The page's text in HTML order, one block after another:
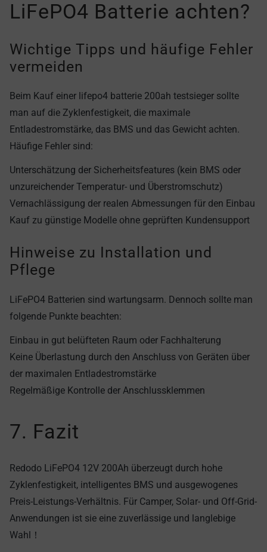
LiFePO4 Batterie achten?
Wichtige Tipps und häufige Fehler
vermeiden
Beim Kauf einer lifepo4 batterie 200ah testsieger sollte
man auf die Zyklenfestigkeit, die maximale
Entladestromstärke, das BMS und das Gewicht achten.
Häufige Fehler sind:
Unterschätzung der Sicherheitsfeatures (kein BMS oder
unzureichender Temperatur- und Überstromschutz)
Vernachlässigung der realen Abmessungen für den Einbau
Kauf zu günstige Modelle ohne geprüften Kundensupport
Hinweise zu Installation und
Pflege
LiFePO4 Batterien sind wartungsarm. Dennoch sollte man
folgende Punkte beachten:
Einbau in gut belüfteten Raum oder Fachhalterung
Keine Überlastung durch den Anschluss von Geräten über
der maximalen Entladestromstärke
Regelmäßige Kontrolle der Anschlussklemmen
7. Fazit
Redodo LiFePO4 12V 200Ah überzeugt durch hohe
Zyklenfestigkeit, intelligentes BMS und ausgewogenes
Preis-Leistungs-Verhältnis. Für Camper, Solar- und Off-Grid-
Anwendungen ist sie eine zuverlässige und langlebige
Wahl！